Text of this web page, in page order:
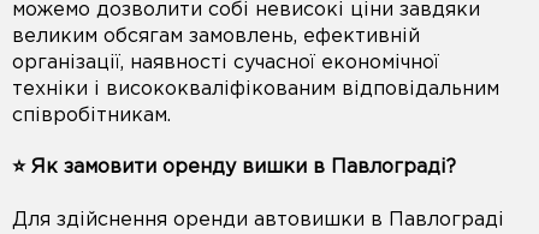
можемо дозволити собі невисокі ціни завдяки
великим обсягам замовлень, ефективній
організації, наявності сучасної економічної
техніки і висококваліфікованим відповідальним
співробітникам.
⭐️ Як замовити оренду вишки в Павлограді?
Для здійснення оренди автовишки в Павлограді